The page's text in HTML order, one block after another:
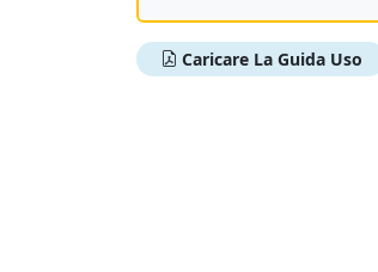
Caricare La Guida Uso